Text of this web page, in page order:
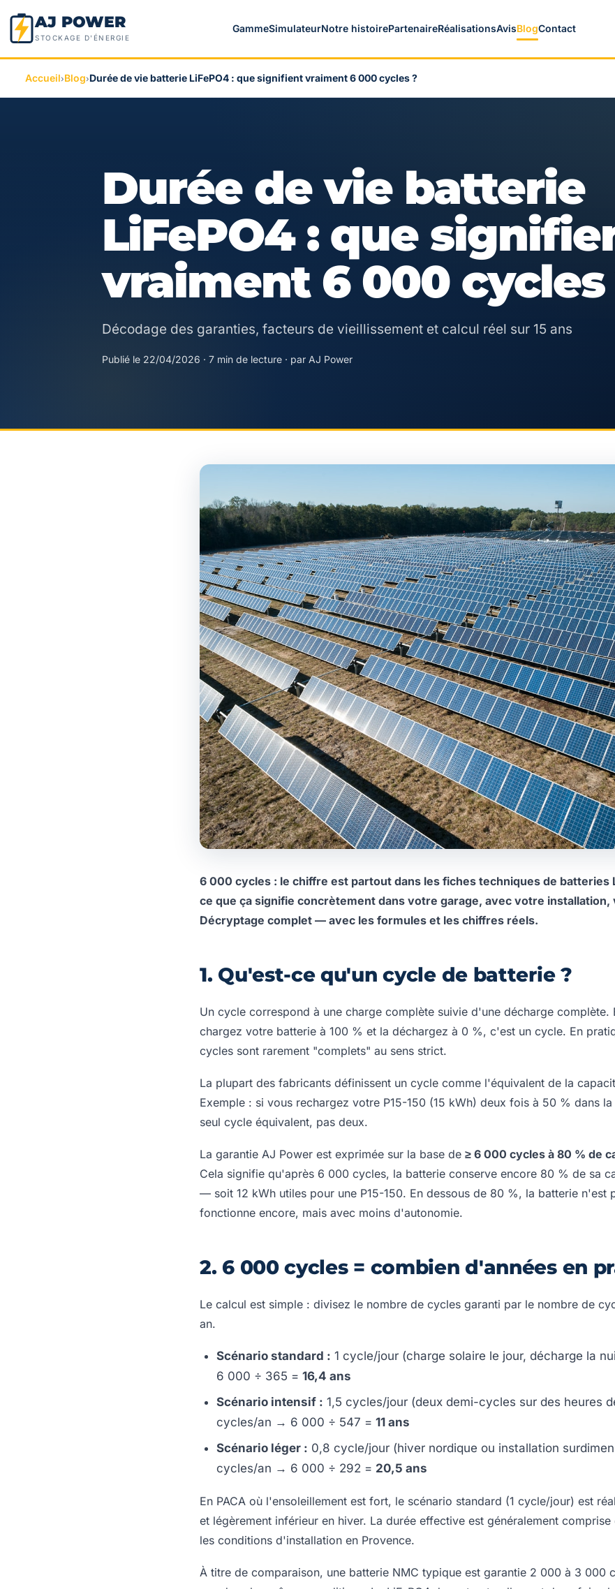
AJ POWER
STOCKAGE D'ÉNERGIE
GammeSimulateurNotre histoirePartenaireRéalisationsAvisBlogContact
Accueil›Blog›Durée de vie batterie LiFePO4 : que signifient vraiment 6 000 cycles ?
Durée de vie batterie
LiFePO4 : que
vraiment 6 000 cycles
Décodage des garanties, facteurs de vieillissement et calcul réel sur 15 ans
Publié le 22/04/2026 · 7 min de lecture · par AJ Power
6 000 cycles : le chiffre est partout dans les fiches techniques de batteries
ce que ça signifie concrètement dans votre garage, avec votre installation,
Décryptage complet — avec les formules et les chiffres réels.
1. Qu'est-ce qu'un cycle de batterie ?
Un cycle correspond à une charge complète suivie d'une décharge complète.
chargez votre batterie à 100 % et la déchargez à 0 %, c'est un cycle. En
cycles sont rarement "complets" au sens strict.
La plupart des fabricants définissent un cycle comme l'équivalent de la
Exemple : si vous rechargez votre P15-150 (15 kWh) deux fois à 50 % dans
seul cycle équivalent, pas deux.
La garantie AJ Power est exprimée sur la base de ≥ 6 000 cycles à 80 % de
Cela signifie qu'après 6 000 cycles, la batterie conserve encore 80 % de sa
— soit 12 kWh utiles pour une P15-150. En dessous de 80 %, la batterie
fonctionne encore, mais avec moins d'autonomie.
2. 6 000 cycles = combien d'années en
Le calcul est simple : divisez le nombre de cycles garanti par le nombre de
an.
Scénario standard : 1 cycle/jour (charge solaire le jour, décharge la
6 000 ÷ 365 = 16,4 ans
Scénario intensif : 1,5 cycles/jour (deux demi-cycles sur des heures
cycles/an → 6 000 ÷ 547 = 11 ans
Scénario léger : 0,8 cycle/jour (hiver nordique ou installation
cycles/an → 6 000 ÷ 292 = 20,5 ans
En PACA où l'ensoleillement est fort, le scénario standard (1 cycle/jour) est
et légèrement inférieur en hiver. La durée effective est généralement comprise
les conditions d'installation en Provence.
À titre de comparaison, une batterie NMC typique est garantie 2 000 à 3